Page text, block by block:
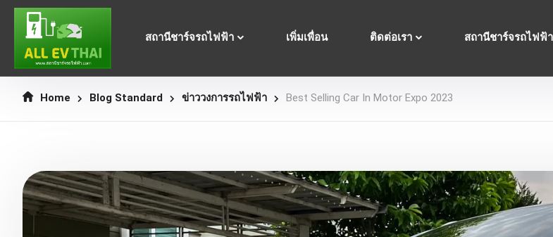
สถานีชาร์จรถไฟฟ้า เพิ่มเพื่อน ติดต่อเรา สถานีชาร์จรถไฟฟ้
Home Blog Standard ข่าววงการรถไฟฟ้า Best Selling Car In Motor Expo 2023